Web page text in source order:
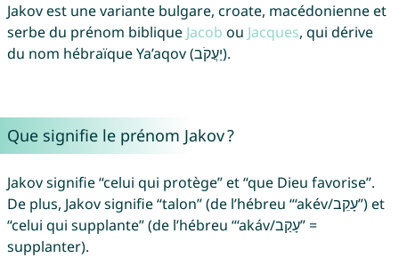
Jakov est une variante bulgare, croate, macédonienne et
serbe du prénom biblique Jacob ou Jacques, qui dérive
du nom hébraïque Ya’aqov (יַעֲקֹב).
Que signifie le prénom Jakov ?
Jakov signifie “celui qui protège” et “que Dieu favorise”.
De plus, Jakov signifie “talon” (de l’hébreu “‘akév/עָקֵב”) et
“celui qui supplante” (de l’hébreu “‘akáv/עָקַב” =
supplanter).